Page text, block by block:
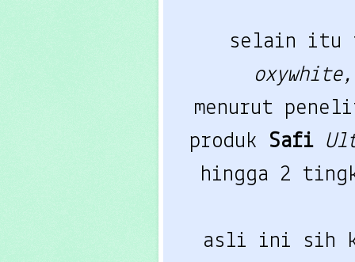
selain itu
menurut
produk Safi
hingga 2
asli ini sih